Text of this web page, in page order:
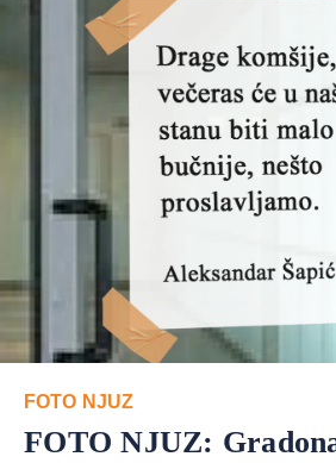
FOTO NJUZ
FOTO NJUZ: